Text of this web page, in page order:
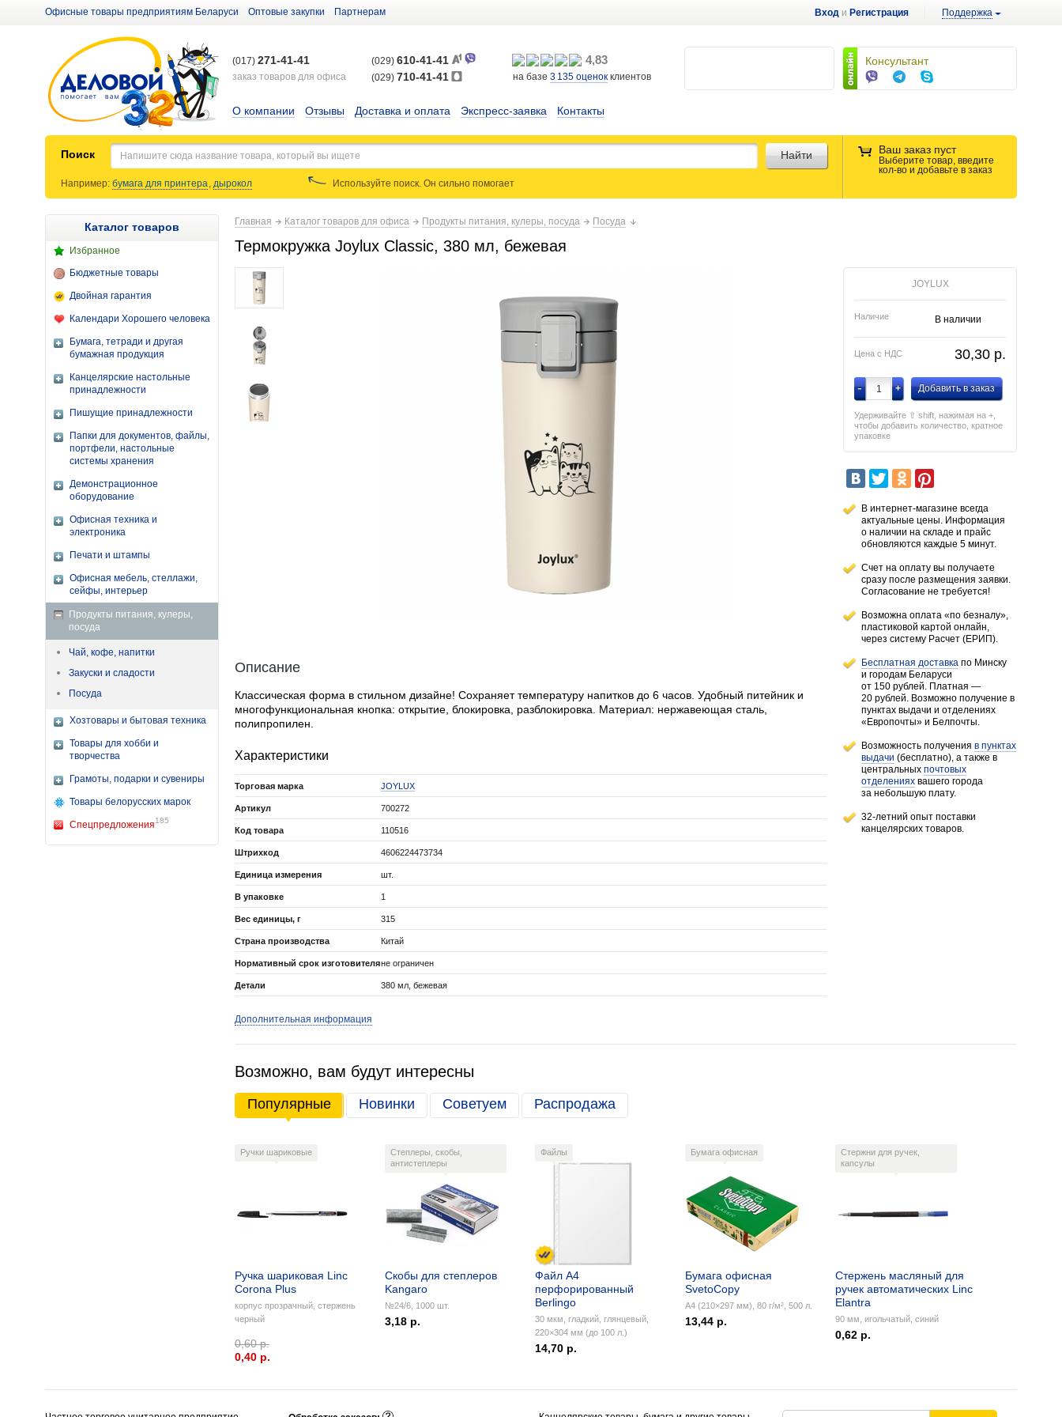
Вход и Регистрация Поддержка
Офисные товары предприятиям Беларуси Оптовые закупки Партнерам
Консультант
(017) 271-41-41
заказ товаров для офиса
(029) 610-41-41
(029) 710-41-41
4,83
на базе 3 135 оценок клиентов
О компании Отзывы Доставка и оплата Экспресс-заявка Контакты
Поиск Ваш заказ пуст
Выберите товар, введите
кол-во и добавьте в заказ
Найти
Например: бумага для принтера, дырокол Используйте поиск. Он сильнопомогает
Каталог товаров
Избранное
Бюджетные товары
Двойная гарантия
Календари Хорошего человека
Бумага, тетради и другая
бумажная продукция
Канцелярские настольные
принадлежности
Пишущие принадлежности
Папки для документов, файлы,
портфели, настольные
системы хранения
Демонстрационное
оборудование
Офисная техника и
электроника
Печати и штампы
Офисная мебель, стеллажи,
сейфы, интерьер
Продукты питания, кулеры,
посуда
Чай, кофе, напитки
Закуски и сладости
Посуда
Хозтовары и бытовая техника
Товары для хобби и
творчества
Грамоты, подарки и сувениры
Товары белорусских марок
Спецпредложения185
Главная Каталог товаров для офиса Продукты питания, кулеры, посуда Посуда
Термокружка Joylux Classic, 380 мл, бежевая
JOYLUX
Наличие В наличии
Цена с НДС 30,30 p.
- + Добавить в заказ
Удерживайте ⇧ shift, нажимая на +,
чтобы добавить количество, кратное
упаковке
В интернет-магазине всегда
актуальные цены. Информация
о наличии на складе и прайс
обновляются каждые 5 минут.
Счет на оплату вы получаете
сразу после размещения заявки.
Согласование не требуется!
Возможна оплата «по безналу»,
пластиковой картой онлайн,
через систему Расчет (ЕРИП).
Бесплатная доставка по Минску
и городам Беларуси
от 150 рублей. Платная —
20 рублей. Возможно получение в
пунктах выдачи и отделениях
«Европочты» и Белпочты.
Возможность получения в пунктах
выдачи (бесплатно), а также в
центральных почтовых
отделениях вашего города
за небольшую плату.
32-летний опыт поставки
канцелярских товаров.
Описание
Классическая форма в стильном дизайне! Сохраняет температуру напитков до 6 часов. Удобный питейник и
многофункциональная кнопка: открытие, блокировка, разблокировка. Материал: нержавеющая сталь,
полипропилен.
Характеристики
Торговая марка JOYLUX
Артикул 700272
Код товара 110516
Штрихкод 4606224473734
Единица измерения шт.
В упаковке 1
Вес единицы, г 315
Страна производства Китай
Нормативный срок изготовителяне ограничен
Детали 380 мл, бежевая
Дополнительная информация
Возможно, вам будут интересны
Популярные Новинки Советуем Распродажа
Ручки шариковые
Ручка шариковая Linc
Corona Plus
корпус прозрачный, стержень
черный
0,60 р.
0,40 p.
Степлеры, скобы,
антистеплеры
Скобы для степлеров
Kangaro
№24/6, 1000 шт.
3,18 р.
Файлы
Файл А4
перфорированный
Berlingo
30 мкм, гладкий, глянцевый,
220×304 мм (до 100 л.)
14,70 р.
Бумага офисная
Бумага офисная
SvetoCopy
А4 (210×297 мм), 80 г/м², 500 л.
13,44 р.
Стержни для ручек,
капсулы
Стержень масляный для
ручек автоматических Linc
Elantra
90 мм, игольчатый, синий
0,62 р.